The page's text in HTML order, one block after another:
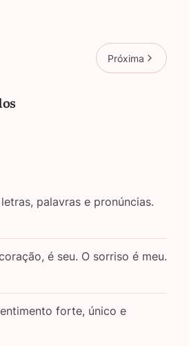
Próxima
palavras e pronúncias.
é seu. O sorriso é meu.
forte, único e